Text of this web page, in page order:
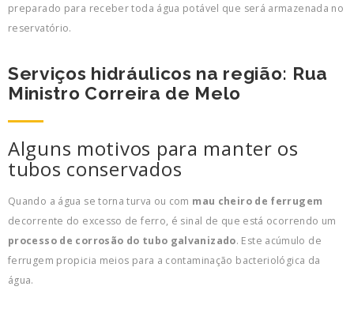
preparado para receber toda água potável que será armazenada no
reservatório.
Serviços hidráulicos na região: Rua
Ministro Correira de Melo
Alguns motivos para manter os
tubos conservados
Quando a água se torna turva ou com mau cheiro de ferrugem
decorrente do excesso de ferro, é sinal de que está ocorrendo um
processo de corrosão do tubo galvanizado. Este acúmulo de
ferrugem propicia meios para a contaminação bacteriológica da
água.